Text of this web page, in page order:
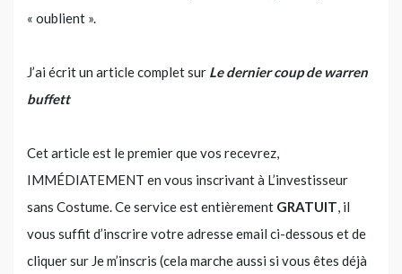
« oublient ».
J’ai écrit un article complet sur Le dernier coup de warren
buffett
Cet article est le premier que vos recevrez,
IMMÉDIATEMENT en vous inscrivant à L’investisseur
sans Costume. Ce service est entièrement GRATUIT , il
vous suffit d’inscrire votre adresse email ci-dessous et de
cliquer sur Je m’inscris (cela marche aussi si vous êtes déjà